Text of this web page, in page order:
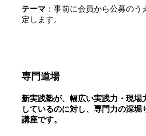
テーマ ：事前に会員から公募のう
定します。
専門道場
新実践塾が、幅広い実践力・現場
しているのに対し、専門力の深堀
講座です。